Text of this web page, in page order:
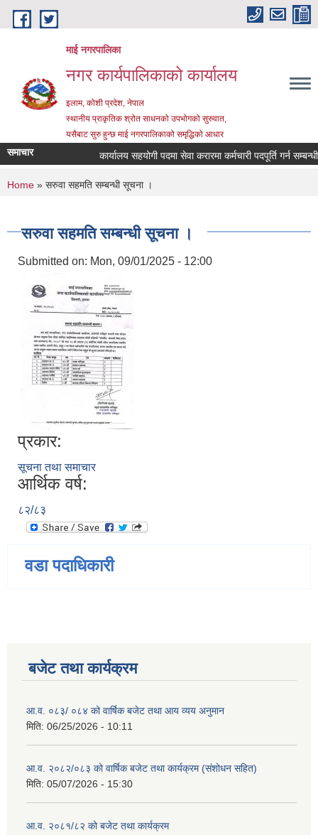
Skip to main content
माई नगरपालिका
नगर कार्यपालिकाको कार्यालय
इलाम, कोशी प्रदेश, नेपाल
स्थानीय प्राकृतिक श्रोत साधनको उपभोगको सुरुवात,
यसैबाट सुरु हुन्छ माई नगरपालिकाको समृद्धिको आधार
समाचार कार्यालय सहयोगी पदमा सेवा करारमा कर्मचारी पदपूर्ति गर्न सम्बन्धी
You are here
Home » सरुवा सहमति सम्बन्धी सूचना ।
सरुवा सहमति सम्बन्धी सूचना ।
Submitted on: Mon, 09/01/2025 - 12:00
प्रकार:
सूचना तथा समाचार
आर्थिक वर्ष:
८२/८३
वडा पदाधिकारी
बजेट तथा कार्यक्रम
आ.व. ०८३/ ०८४ को वार्षिक बजेट तथा आय व्यय अनुमान
मिति: 06/25/2026 - 10:11
आ.व. २०८२/०८३ को वार्षिक बजेट तथा कार्यक्रम (संशोधन सहित)
मिति: 05/07/2026 - 15:30
आ.व. २०८१/८२ को बजेट तथा कार्यक्रम